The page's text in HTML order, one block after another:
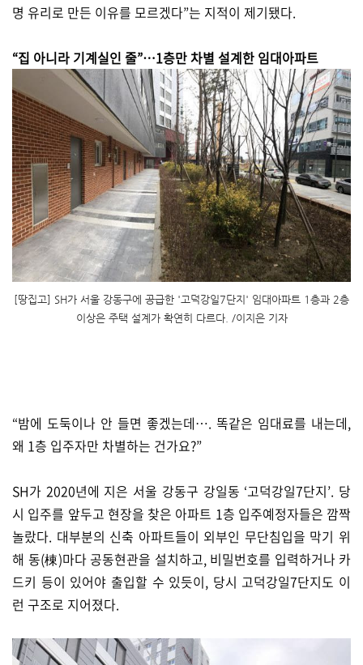
명 유리로 만든 이유를 모르겠다”는 지적이 제기됐다.
“집 아니라 기계실인 줄”…1층만 차별 설계한 임대아파트
[땅집고] SH가 서울 강동구에 공급한 '고덕강일7단지' 임대아파트 1층과 2층
이상은 주택 설계가 확연히 다르다. /이지은 기자
“밤에 도둑이나 안 들면 좋겠는데…. 똑같은 임대료를 내는데,
왜 1층 입주자만 차별하는 건가요?”
SH가 2020년에 지은 서울 강동구 강일동 ‘고덕강일7단지’. 당
시 입주를 앞두고 현장을 찾은 아파트 1층 입주예정자들은 깜짝
놀랐다. 대부분의 신축 아파트들이 외부인 무단침입을 막기 위
해 동(棟)마다 공동현관을 설치하고, 비밀번호를 입력하거나 카
드키 등이 있어야 출입할 수 있듯이, 당시 고덕강일7단지도 이
런 구조로 지어졌다.